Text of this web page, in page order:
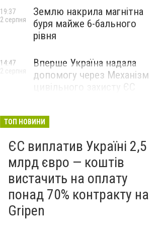
Землю накрила магнітна
буря майже 6-бального
рівня
19:37
2 серпня
Вперше Україна надала
допомогу через Механізм
цивільного захисту ЄС
14:47
2 серпня
ТОП НОВИНИ
ЄС виплатив Україні 2,5
млрд євро — коштів
вистачить на оплату
понад 70% контракту на
Gripen